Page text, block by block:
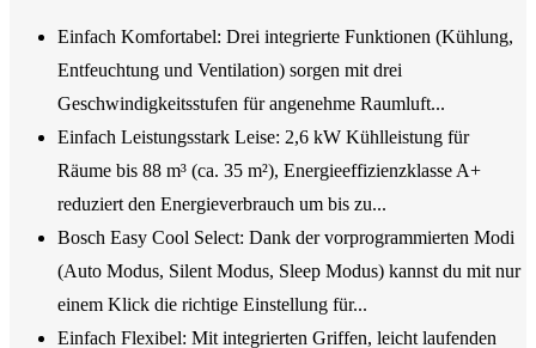
Einfach Komfortabel: Drei integrierte Funktionen (Kühlung,
Entfeuchtung und Ventilation) sorgen mit drei
Geschwindigkeitsstufen für angenehme Raumluft...
Einfach Leistungsstark Leise: 2,6 kW Kühlleistung für
Räume bis 88 m³ (ca. 35 m²), Energieeffizienzklasse A+
reduziert den Energieverbrauch um bis zu...
Bosch Easy Cool Select: Dank der vorprogrammierten Modi
(Auto Modus, Silent Modus, Sleep Modus) kannst du mit nur
einem Klick die richtige Einstellung für...
Einfach Flexibel: Mit integrierten Griffen, leicht laufenden